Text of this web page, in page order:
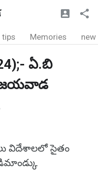
tips Memories new
ఏ.బి
విదేశాలలో సైతం